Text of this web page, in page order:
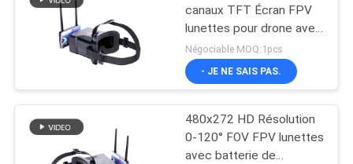
canaux TFT Écran FPV
lunettes pour drone avec
écran de 4,3 pouces
Négociable MOQ:1pcs
- JE NE SAIS PAS.
480x272 HD Résolution
0-120° FOV FPV lunettes
avec batterie de